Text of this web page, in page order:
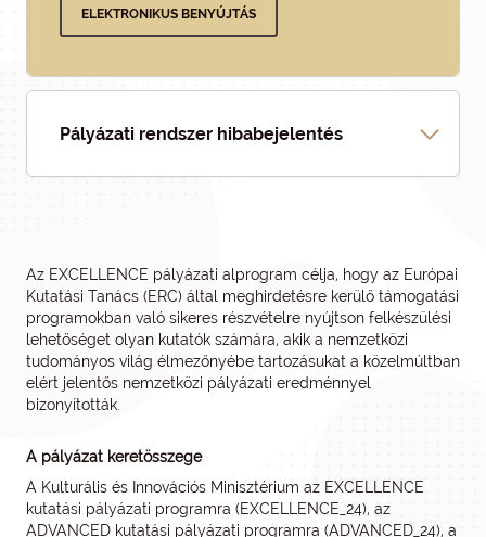
ELEKTRONIKUS BENYÚJTÁS
Pályázati rendszer hibabejelentés
Az EXCELLENCE pályázati alprogram célja, hogy az Európai
Kutatási Tanács (ERC) által meghirdetésre kerülő támogatási
programokban való sikeres részvételre nyújtson felkészülési
lehetőséget olyan kutatók számára, akik a nemzetközi
tudományos világ élmezőnyébe tartozásukat a közelmúltban
elért jelentős nemzetközi pályázati eredménnyel
bizonyították.
A pályázat keretösszege
A Kulturális és Innovációs Minisztérium az EXCELLENCE
kutatási pályázati programra (EXCELLENCE_24), az
ADVANCED kutatási pályázati programra (ADVANCED_24), a